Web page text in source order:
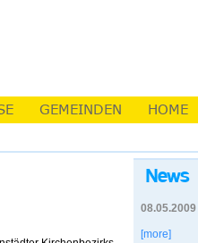
08.05.2009
[more]